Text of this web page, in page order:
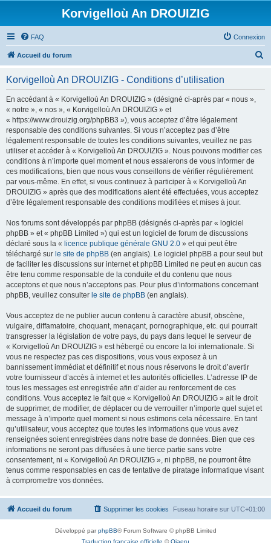
Korvigelloù An DROUIZIG
FAQ Connexion
Accueil du forum
Korvigelloù An DROUIZIG - Conditions d’utilisation
En accédant à « Korvigelloù An DROUIZIG » (désigné ci-après par « nous »,
« notre », « nos », « Korvigelloù An DROUIZIG » et
« https://www.drouizig.org/phpBB3 »), vous acceptez d’être légalement
responsable des conditions suivantes. Si vous n’acceptez pas d’être
légalement responsable de toutes les conditions suivantes, veuillez ne pas
utiliser et accéder à « Korvigelloù An DROUIZIG ». Nous pouvons modifier ces
conditions à n’importe quel moment et nous essaierons de vous informer de
ces modifications, bien que nous vous conseillons de vérifier régulièrement
par vous-même. En effet, si vous continuez à participer à « Korvigelloù An
DROUIZIG » après que des modifications aient été effectuées, vous acceptez
d’être légalement responsable des conditions modifiées et mises à jour.
Nos forums sont développés par phpBB (désignés ci-après par « logiciel
phpBB » et « phpBB Limited ») qui est un logiciel de forum de discussions
déclaré sous la « licence publique générale GNU 2.0 » et qui peut être
téléchargé sur le site de phpBB (en anglais). Le logiciel phpBB a pour seul but
de faciliter les discussions sur internet et phpBB Limited ne peut en aucun cas
être tenu comme responsable de la conduite et du contenu que nous
acceptons et que nous n’acceptons pas. Pour plus d’informations concernant
phpBB, veuillez consulter le site de phpBB (en anglais).
Vous acceptez de ne publier aucun contenu à caractère abusif, obscène,
vulgaire, diffamatoire, choquant, menaçant, pornographique, etc. qui pourrait
transgresser la législation de votre pays, du pays dans lequel le serveur de
« Korvigelloù An DROUIZIG » est hébergé ou encore la loi internationale. Si
vous ne respectez pas ces dispositions, vous vous exposez à un
bannissement immédiat et définitif et nous nous réservons le droit d’avertir
votre fournisseur d’accès à internet et les autorités officielles. L’adresse IP de
tous les messages est enregistrée afin d’aider au renforcement de ces
conditions. Vous acceptez le fait que « Korvigelloù An DROUIZIG » ait le droit
de supprimer, de modifier, de déplacer ou de verrouiller n’importe quel sujet et
message à n’importe quel moment si nous estimons cela nécessaire. En tant
qu’utilisateur, vous acceptez que toutes les informations que vous avez
renseignées soient enregistrées dans notre base de données. Bien que ces
informations ne seront pas diffusées à une tierce partie sans votre
consentement, ni « Korvigelloù An DROUIZIG », ni phpBB, ne pourront être
tenus comme responsables en cas de tentative de piratage informatique visant
à compromettre vos données.
Accueil du forum Fuseau horaire sur UTC+01:00
Supprimer les cookies
Développé parphpBB® Forum Software © phpBB Limited
Traduction française officielle ©Qiaeru